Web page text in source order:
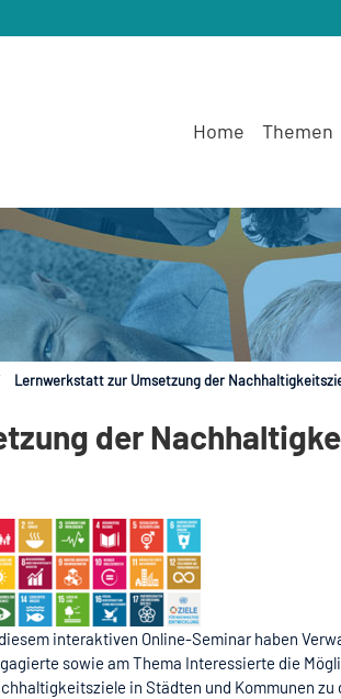
Home Themen
Lernwerkstatt zur Umsetzung der
der
interaktiven Online-Seminar haben
sowie am Thema Interessierte die
in Städten und Kommunen